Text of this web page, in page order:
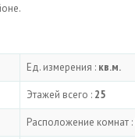
Ед. измерения : кв.м.
Этажей всего : 25
Расположение комнат :